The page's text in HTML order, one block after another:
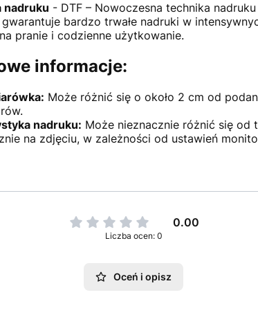
nadruku - DTF – Nowoczesna technika
bardzo trwałe nadruki w
pranie i codzienne użytkowanie.
informacje:
Może różnić się o około 2 cm od
nadruku: Może nieznacznie różnić się od
na zdjęciu, w zależności od ustawień
0.00
Liczba ocen: 0
Oceń i opisz